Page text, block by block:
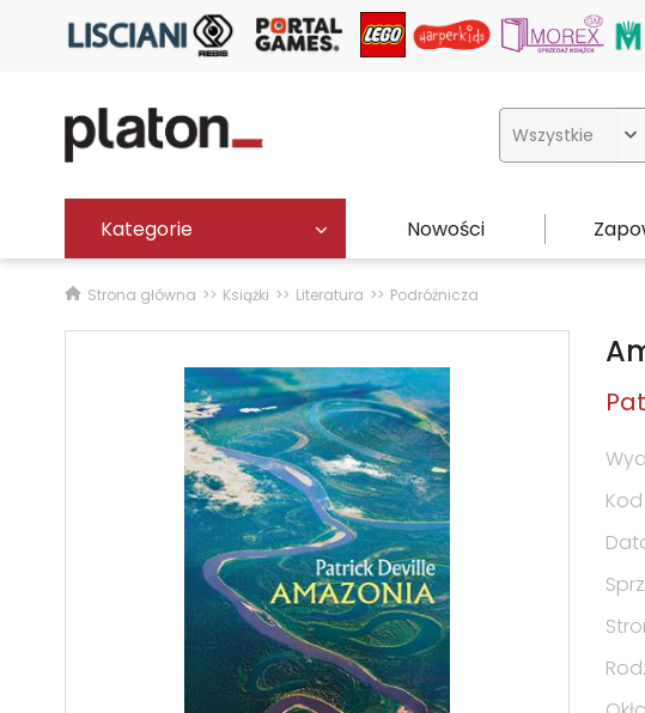

Kategorie Nowości
Strona główna Książki Literatura Podróżnicza
Kod